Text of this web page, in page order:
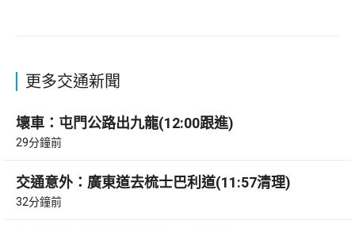
更多交通新聞
壞車：屯門公路出九龍(12:00跟進)
29分鐘前
交通意外：廣東道去梳士巴利道(11:57清理)
32分鐘前